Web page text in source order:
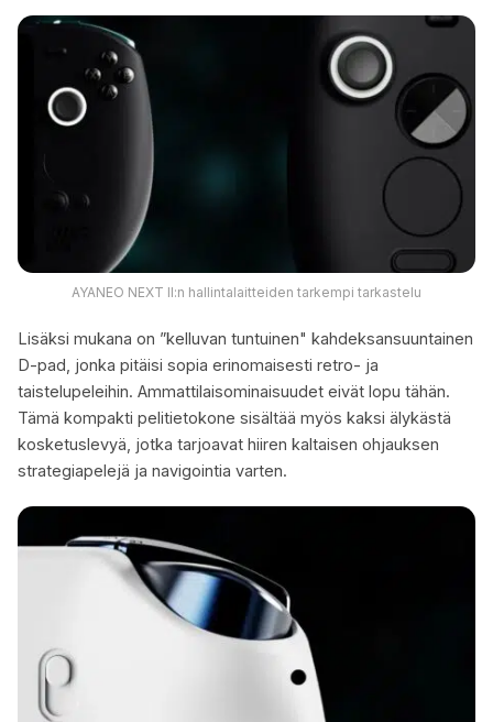
AYANEO NEXT II:n hallintalaitteiden tarkempi tarkastelu
Lisäksi mukana on ”kelluvan tuntuinen" kahdeksansuuntainen
D-pad, jonka pitäisi sopia erinomaisesti retro- ja
taistelupeleihin. Ammattilaisominaisuudet eivät lopu tähän.
Tämä kompakti pelitietokone sisältää myös kaksi älykästä
kosketuslevyä, jotka tarjoavat hiiren kaltaisen ohjauksen
strategiapelejä ja navigointia varten.